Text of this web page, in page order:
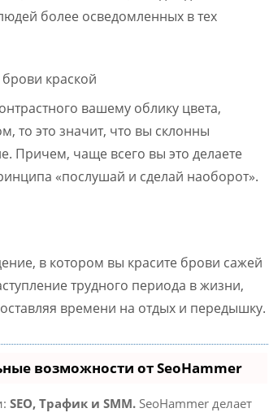
более осведомленных в тех
вашему облику цвета,
то это значит, что вы склонны
Причем, чаще всего вы это делаете
«послушай и сделай наоборот».
в котором вы красите брови сажей
трудного периода в жизни,
времени на отдых и передышку.
возможности от SeoHammer
SEO, Трафик и SMM. SeoHammer делает